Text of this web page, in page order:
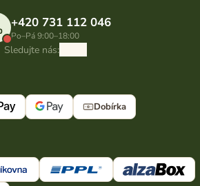
+420 731 112 046
Po–Pá 9:00–18:00
Sledujte nás:
Dobírka